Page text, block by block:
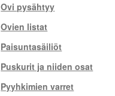
Ovi pysähtyy
Ovien listat
Paisuntasäiliöt
Puskurit ja niiden osat
Pyyhkimien varret